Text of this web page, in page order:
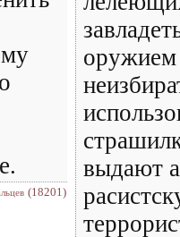
(18201)
оружием
выдают